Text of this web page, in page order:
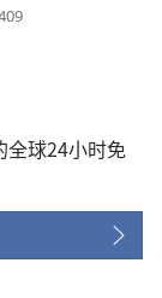
全球24小时免